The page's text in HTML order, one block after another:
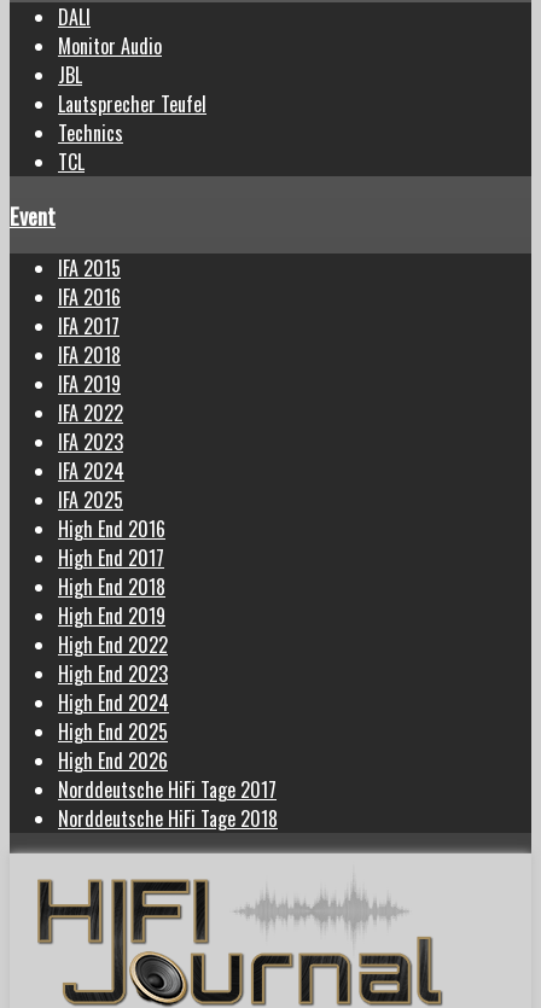
DALI
Monitor Audio
JBL
Lautsprecher Teufel
Technics
TCL
Event
IFA 2015
IFA 2016
IFA 2017
IFA 2018
IFA 2019
IFA 2022
IFA 2023
IFA 2024
IFA 2025
High End 2016
High End 2017
High End 2018
High End 2019
High End 2022
High End 2023
High End 2024
High End 2025
High End 2026
Norddeutsche HiFi Tage 2017
Norddeutsche HiFi Tage 2018